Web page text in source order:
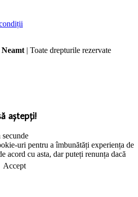
| Toate drepturile rezervate
aștepți!
uri pentru a îmbunătăți experiența de
acord cu asta, dar puteți renunța dacă
Accept